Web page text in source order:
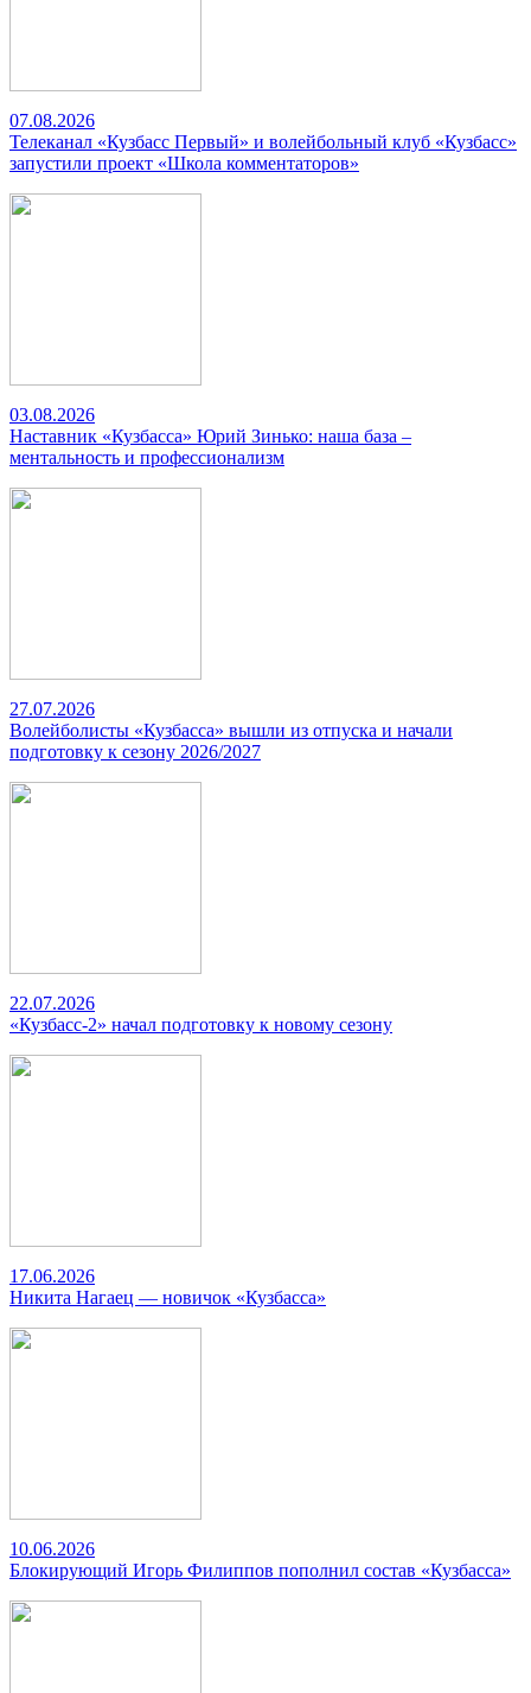
07.08.2026
Телеканал «Кузбасс Первый» и волейбольный клуб «Кузбасс»
запустили проект «Школа комментаторов»
03.08.2026
Наставник «Кузбасса» Юрий Зинько: наша база –
ментальность и профессионализм
27.07.2026
Волейболисты «Кузбасса» вышли из отпуска и начали
подготовку к сезону 2026/2027
22.07.2026
«Кузбасс-2» начал подготовку к новому сезону
17.06.2026
Никита Нагаец — новичок «Кузбасса»
10.06.2026
Блокирующий Игорь Филиппов пополнил состав «Кузбасса»